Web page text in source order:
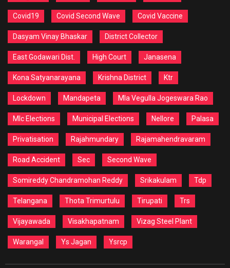
Covid19 Covid Second Wave Covid Vaccine
Dasyam Vinay Bhaskar District Collector
East Godawari Dist. High Court Janasena
Kona Satyanarayana Krishna District Ktr
Lockdown Mandapeta Mla Vegulla Jogeswara Rao
Mlc Elections Municipal Elections Nellore Palasa
Privatisation Rajahmundary Rajamahendravaram
Road Accident Sec Second Wave
Somireddy Chandramohan Reddy Srikakulam Tdp
Telangana Thota Trimurtulu Tirupati Trs
Vijayawada Visakhapatnam Vizag Steel Plant
Warangal Ys Jagan Ysrcp